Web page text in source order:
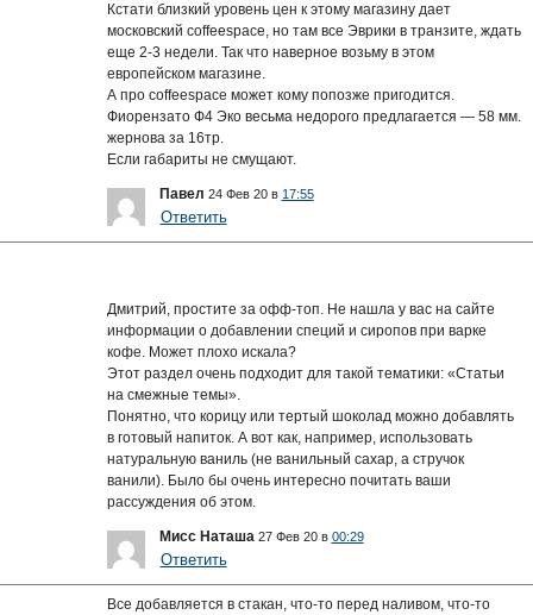
Кстати близкий уровень цен к этому магазину дает
московский coffeespace, но там все Эврики в транзите, ждать
еще 2-3 недели. Так что наверное возьму в этом
европейском магазине.
А про coffeespace может кому попозже пригодится.
Фиорензато Ф4 Эко весьма недорого предлагается — 58 мм.
жернова за 16тр.
Если габариты не смущают.
Павел 24 Фев 20 в 17:55
Ответить
Дмитрий, простите за офф-топ. Не нашла у вас на сайте
информации о добавлении специй и сиропов при варке
кофе. Может плохо искала?
Этот раздел очень подходит для такой тематики: «Статьи
на смежные темы».
Понятно, что корицу или тертый шоколад можно добавлять
в готовый напиток. А вот как, например, использовать
натуральную ваниль (не ванильный сахар, а стручок
ванили). Было бы очень интересно почитать ваши
рассуждения об этом.
Мисс Наташа 27 Фев 20 в 00:29
Ответить
Все добавляется в стакан, что-то перед наливом, что-то